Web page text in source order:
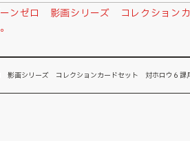
ーンゼロ 影画シリーズ コレクション
影画シリーズ コレクションカードセット 対ホロウ６課